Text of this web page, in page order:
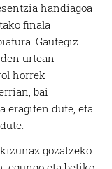
handiagoa
finala
Gautegiz
urtean
horrek
bai
eragiten dute, eta
gozatzeko